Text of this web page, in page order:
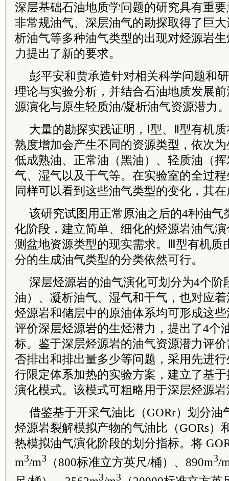
深层基础石油地质学问题的研究具有重
非常规油气、深层油气的勘探取得了巨
析油气等多种油气类型的出现对烃源岩
力提出了新的要求。
彭平安和贾承造针对相关科学问题和
理论与实验分析，并结合石油地质发展
源演化与原生轻质油/凝析油气资源潜力。
大量的勘探实践证明，Ⅰ型、Ⅱ型有机
熟度增加会产生不同的资源类型，依次
低成熟油、正常油（黑油）、轻质油（
气、湿气以及干气等。在实验室的全过
同样可以看到这些油气类型的变化，其
该研究试图用正常原油之后的4种油气
化阶段，建立简单、细化的烃源岩油气
测盆地资源类型的现实需求。Ⅲ型有机质
分的生成油气类型的分类依然可行。
深层烃源岩的油气演化可划分为4个阶
油）、凝析油气、湿气和干气，也对应
烃源岩和储层中的原油体系均可形成这
评价深层烃源岩的生烃潜力，提出了4个
标。鉴于深层烃源岩的油气资源潜力评
否排出和排出量多少等问题，采用先进
行限定体系加热的实验方案，建立了基
演化模式。该模式可粗略用于深层烃源
借鉴基于开采气油比（GORr）划分油
烃源岩裂解模拟产物的气油比（GORs）
热模拟油气演化阶段的划分指标。将
m3/m3 （800标准立方英尺/桶）、890m3/
3 3